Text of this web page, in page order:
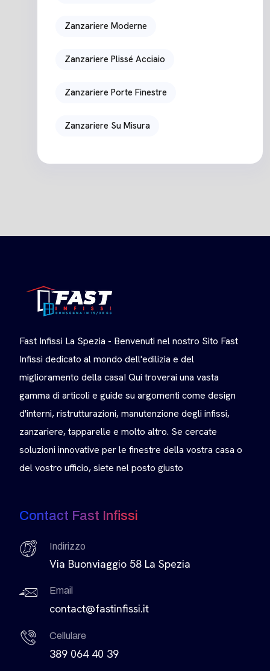
Zanzariere Moderne
Zanzariere Plissé Acciaio
Zanzariere Porte Finestre
Zanzariere Su Misura
Fast Infissi La Spezia - Benvenuti nel nostro Sito Fast
Infissi dedicato al mondo dell'edilizia e del
miglioramento della casa! Qui troverai una vasta
gamma di articoli e guide su argomenti come design
d'interni, ristrutturazioni, manutenzione degli infissi,
zanzariere, tapparelle e molto altro. Se cercate
soluzioni innovative per le finestre della vostra casa o
del vostro ufficio, siete nel posto giusto
Contact Fast Infissi
Indirizzo
Via Buonviaggio 58 La Spezia
Email
contact@fastinfissi.it
Cellulare
389 064 40 39